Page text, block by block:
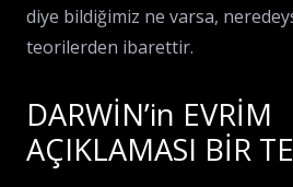
diye bildiğimiz ne varsa,
teorilerden ibarettir.
DARWİN’in EVRİM
AÇIKLAMASI BİR